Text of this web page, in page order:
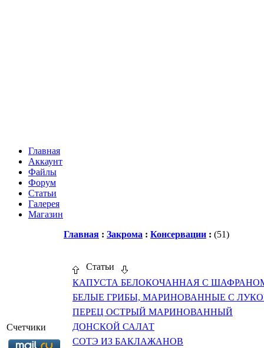
Главная
Аккаунт
Файлы
Форум
Статьи
Галерея
Магазин
Счетчики
Главная : Закрома : Консервации : (51)
Статьи
КАПУСТА БЕЛОКОЧАННАЯ С
БЕЛЫЕ ГРИБЫ, МАРИНОВАННЫЕ С
ПЕРЕЦ ОСТРЫЙ МАРИНОВАННЫЙ
ДОНСКОЙ САЛАТ
СОТЭ ИЗ БАКЛАЖАНОВ